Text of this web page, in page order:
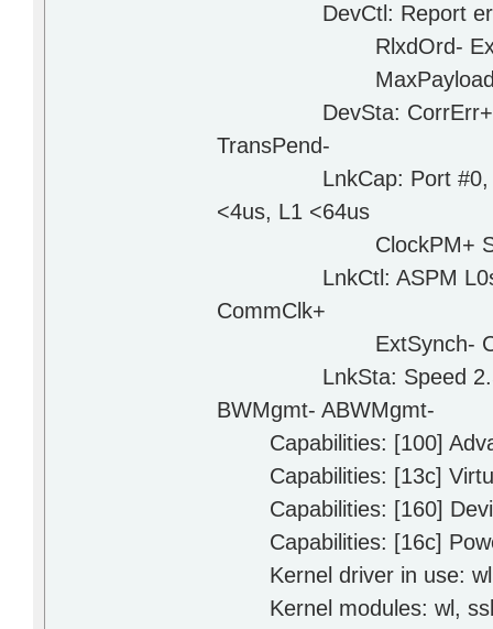
DevCtl: Report errors:
RlxdOrd- ExtTag-
MaxPayload 128
DevSta: CorrErr+
TransPend-
LnkCap: Port #0,
<4us, L1 <64us
ClockPM+
LnkCtl: ASPM L0s L1
CommClk+
ExtSynch-
LnkSta: Speed 2.5GT/
BWMgmt- ABWMgmt-
Capabilities: [100]
Capabilities: [13c]
Capabilities: [160]
Capabilities: [16c]
Kernel driver in use: wl
Kernel modules: wl,